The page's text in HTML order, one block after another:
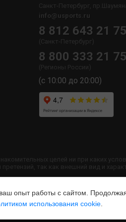
Санкт-Петербург,
info@usports.ru
8 812 643 21 75
(Санкт-Петербург)
8 800 333 21 75
(Регионы России)
(с 10:00 до 20:00)
целей ни при каких
так как внешний вид и
с администрацией USPORTS
опыт работы с сайтом.
использования cookie